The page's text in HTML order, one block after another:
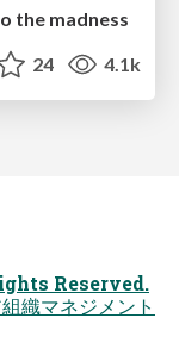
the madness
24 4.1k
Reserved.
織マネジメント